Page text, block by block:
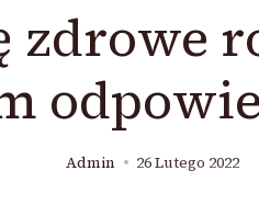
zdrowe
Admin 26 Lutego 2022